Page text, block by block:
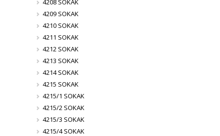
4208 SOKAK
4209 SOKAK
4210 SOKAK
4211 SOKAK
4212 SOKAK
4213 SOKAK
4214 SOKAK
4215 SOKAK
4215/1 SOKAK
4215/2 SOKAK
4215/3 SOKAK
4215/4 SOKAK